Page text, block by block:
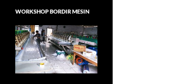
WORKSHOP BORDIR MESIN